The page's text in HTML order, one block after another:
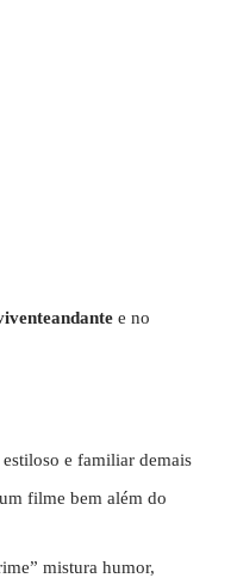
e no
e familiar demais
filme bem além do
mistura humor,